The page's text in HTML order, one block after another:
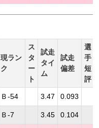
現ラン
ク
ス
タ
ー
ト
試走
タイ
ム
試走
偏差
選
手
短
評
Ｂ-54 3.47 0.093
Ｂ-7 3.45 0.104